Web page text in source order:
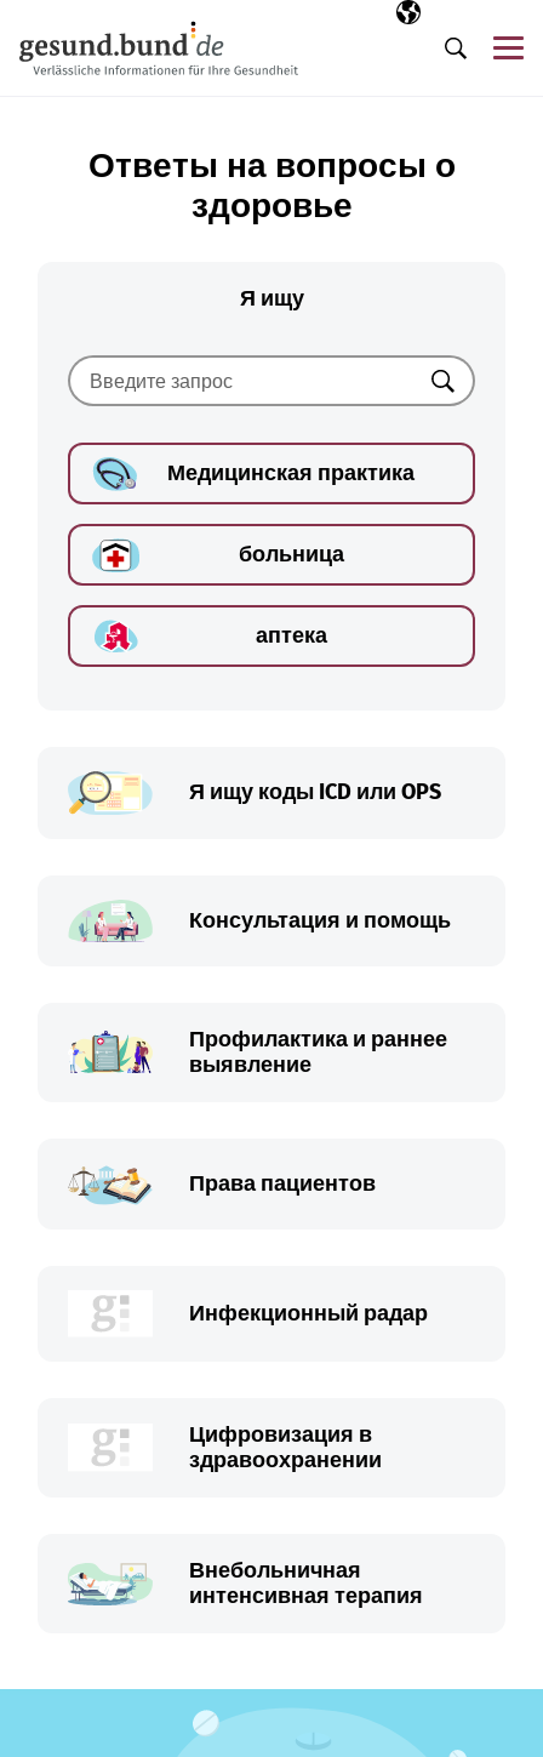
Выбранный
RU
Поиск
Ответы на вопросы о
здоровье
Я ищу
Искать
Медицинская практика
больница
аптека
Я ищу коды ICD или OPS
Консультация и помощь
Профилактика и раннее
выявление
Права пациентов
Инфекционный радар
Цифровизация в
здравоохранении
Внебольничная
интенсивная терапия